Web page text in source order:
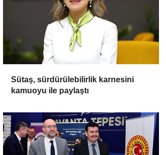
Sütaş, sürdürülebilirlik karnesini
kamuoyu ile paylaştı